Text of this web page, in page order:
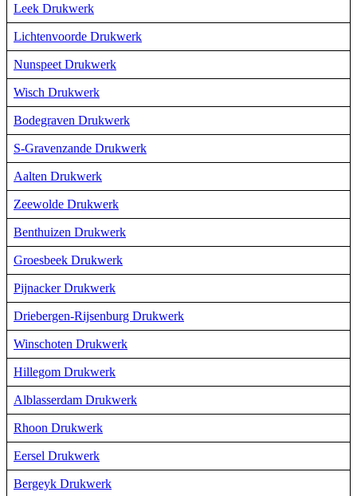
Leek Drukwerk
Lichtenvoorde Drukwerk
Nunspeet Drukwerk
Wisch Drukwerk
Bodegraven Drukwerk
S-Gravenzande Drukwerk
Aalten Drukwerk
Zeewolde Drukwerk
Benthuizen Drukwerk
Groesbeek Drukwerk
Pijnacker Drukwerk
Driebergen-Rijsenburg Drukwerk
Winschoten Drukwerk
Hillegom Drukwerk
Alblasserdam Drukwerk
Rhoon Drukwerk
Eersel Drukwerk
Bergeyk Drukwerk